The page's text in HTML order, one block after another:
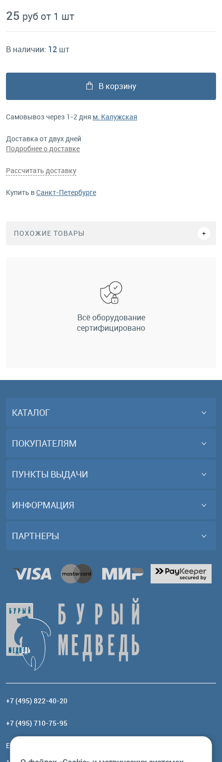
25 руб от 1 шт
В наличии: 12 шт
В корзину
Самовывоз через 1-2 дня м. Калужская
Доставка от двух дней
Подробнее о доставке
Рассчитать доставку
Купить вСанкт-Петербурге
ПОХОЖИЕ ТОВАРЫ
Всё оборудование
сертифицировано
КАТАЛОГ
ПОКУПАТЕЛЯМ
ПУНКТЫ ВЫДАЧИ
ИНФОРМАЦИЯ
ПАРТНЕРЫ
+7 (495) 822-40-20
+7 (495) 710-75-95
Email: